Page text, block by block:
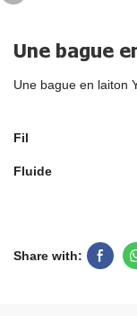
Une bague
Une bague en laiton
Fil
Fluide
Share with: